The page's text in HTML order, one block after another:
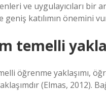
ve uygulayıcıları bir
geniş katılımın önemini
temelli
öğrenme yaklaşımı,
(Elmas, 2012).